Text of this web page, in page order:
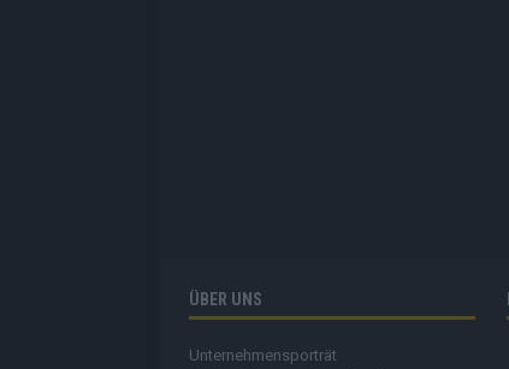
ÜBER UNS
Unternehmensporträt